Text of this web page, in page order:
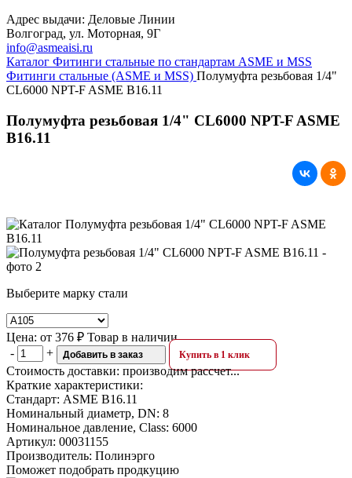
Адрес выдачи: Деловые Линии
Волгоград, ул. Моторная, 9Г
info@asmeaisi.ru
Каталог Фитинги стальные по стандартам ASME и MSS
Фитинги стальные (ASME и MSS) Полумуфта резьбовая 1/4"
CL6000 NPT-F ASME B16.11
Полумуфта резьбовая 1/4" CL6000 NPT-F ASME
B16.11
Выберите марку стали
Цена: от 376 ₽ Товар в наличии
-
+ Добавить в заказ Купить в 1 клик
Стоимость доставки: производим рассчет...
Краткие характеристики:
Стандарт: ASME B16.11
Номинальный диаметр, DN: 8
Номинальное давление, Class: 6000
Артикул: 00031155
Производитель: Полинэрго
Поможет подобрать продкуцию